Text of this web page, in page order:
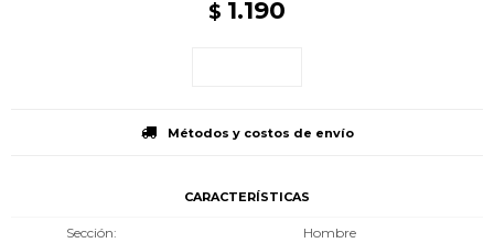
$ 1.190
Métodos y costos de envío
CARACTERÍSTICAS
Sección
Hombre